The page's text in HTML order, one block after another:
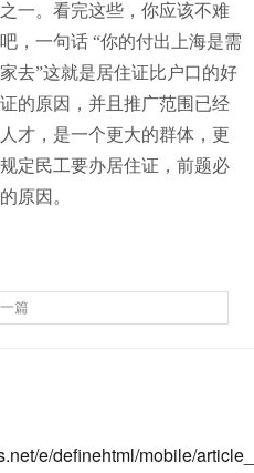
一。看完这些，你应该不难
，一句话 “你的付出上海是需
去”这就是居住证比户口的好
的原因，并且推广范围已经
才，是一个更大的群体，更
定民工要办居住证，前题必
原因。
篇
e/definehtml/mobile/